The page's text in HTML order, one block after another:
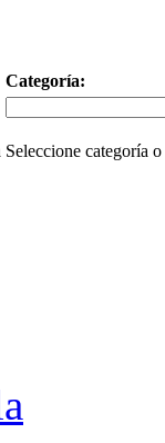
Categoría:
Seleccione categoría